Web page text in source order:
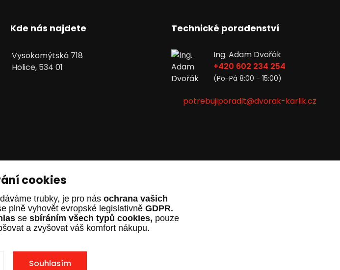
Kde nás najdete
Vysokomýtská 718
Holice, 534 01
Technické poradenství
Ing. Adam Dvořák
+420 602 234 254
(Po-Pá 8:00 - 15:00)
potrebujiporadit@dvorak-karlik.cz
Design odEmpireDesign
Eshop-rychle.cz
cookies
trubky, je pro nás ochrana vašich
plně vyhovět evropské legislativně GDPR.
se sbíráním všech typů cookies, pouze
a zvyšovat váš komfort nákupu.
Souhlasím